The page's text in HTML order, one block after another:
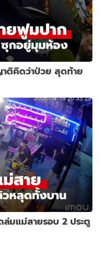
ติคิดว่าป่วย สุดท้าย
ล่มแม่สายรอบ 2 ประตู